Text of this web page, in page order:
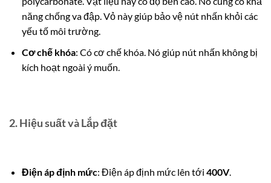
năng chống va đập. Vỏ này giúp bảo vệ nút nhấn khỏi các
yếu tố môi trường.
Cơ chế khóa: Có cơ chế khóa. Nó giúp nút nhấn không bị
kích hoạt ngoài ý muốn.
2. Hiệu suất và Lắp đặt
Điện áp định mức: Điện áp định mức lên tới 400V.